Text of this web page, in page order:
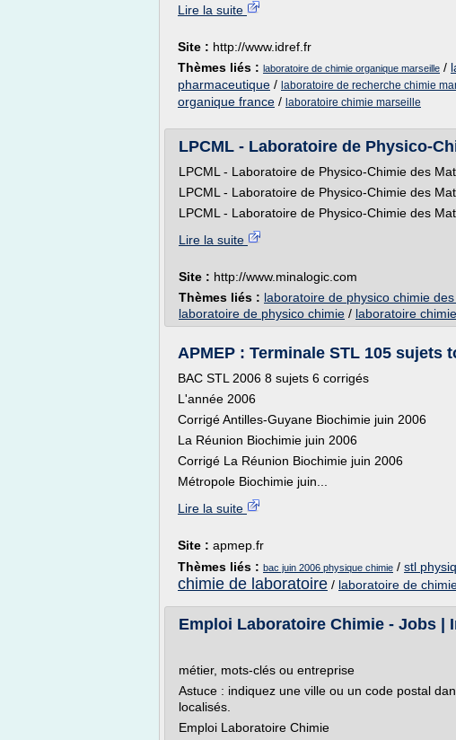
Lire la suite
Site : http://www.idref.fr
Thèmes liés : laboratoire de chimie organique marseille /
pharmaceutique / laboratoire de recherche chimie
organique france / laboratoire chimie marseille
LPCML - Laboratoire de Physico-
LPCML - Laboratoire de Physico-Chimie des
LPCML - Laboratoire de Physico-Chimie des
LPCML - Laboratoire de Physico-Chimie des
Lire la suite
Site : http://www.minalogic.com
Thèmes liés : laboratoire de physico chimie
laboratoire de physico chimie / laboratoire
APMEP : Terminale STL 105 sujets
BAC STL 2006 8 sujets 6 corrigés
L'année 2006
Corrigé Antilles-Guyane Biochimie juin 2006
La Réunion Biochimie juin 2006
Corrigé La Réunion Biochimie juin 2006
Métropole Biochimie juin...
Lire la suite
Site : apmep.fr
Thèmes liés : bac juin 2006 physique chimie / stl
chimie de laboratoire / laboratoire de
Emploi Laboratoire Chimie - Jobs |
métier, mots-clés ou entreprise
Astuce : indiquez une ville ou un code postal
localisés.
Emploi Laboratoire Chimie